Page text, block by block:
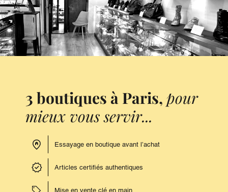
3 boutiques à Paris, pour
mieux vous servir...
Essayage en boutique avant l’achat
Articles certifiés authentiques
Mise en vente clé en main